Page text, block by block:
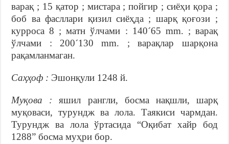
варақ ; 15 қатор ; мистара ; пойгир ; сиёҳи қора ;
боб ва фасллари қизил сиёҳда ; шарқ қоғози ;
курроса 8 ; матн ўлчами : 140´65 mm. ; варақ
ўлчами : 200´130 mm. ; варақлар шарқона
рақамланмаган.
Саҳҳоф : Эшонқули 1248 й.
Муқова : яшил рангли, босма нақшли, шарқ
муқоваси, турундж ва лола. Таякиси чармдан.
Турундж ва лола ўртасида “Оқибат хайр бод
1288” босма муҳри бор.